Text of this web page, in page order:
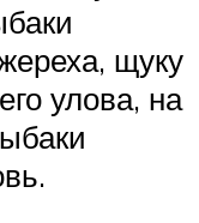
щуку
улова, на